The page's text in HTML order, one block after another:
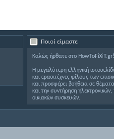
Ποιοί είμαστε
Καλώς ήρθατε στο HowToFiXiT.gr!
Η μεγαλύτερη ελληνική
και ερασιτέχνες φίλους των
και προσφέρει βοήθεια σε
και την συντήρηση ηλεκτρονικών,
οικιακών συσκευών.